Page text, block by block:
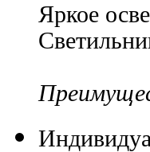
Яркое